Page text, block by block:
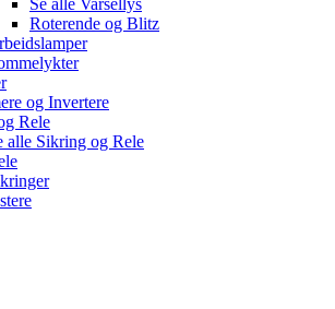
Roterende og Blitz
og Invertere
Rele
alle Sikring og Rele